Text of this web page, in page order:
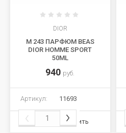
DIOR
M 243 ПАРФЮМ BEAS
DIOR HOMME SPORT
50ML
940 руб.
Артикул: 11693
Сравнить